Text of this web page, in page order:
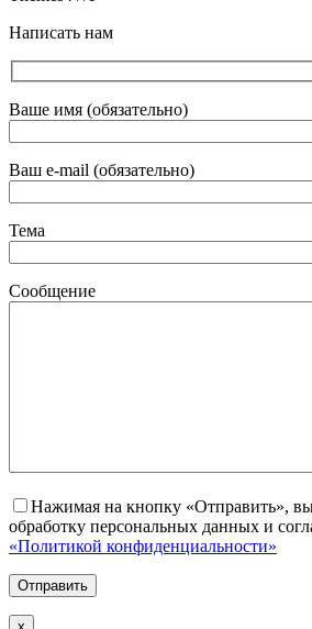
Написать нам
Ваше имя (обязательно)
Ваш e-mail (обязательно)
Тема
Сообщение
Нажимая на кнопку «Отправить», вы
обработку персональных данных и
«Политикой конфиденциальности»